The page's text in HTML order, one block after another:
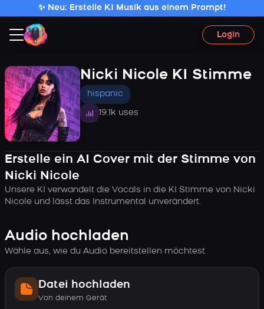
✨ Neu: Erstelle KI Musik aus einem Prompt!
Login
Nicki Nicole KI Stimme
hispanic
19.1k uses
Erstelle ein AI Cover mit der Stimme von
Nicki Nicole
Unsere KI verwandelt die Vocals in die KI Stimme von Nicki
Nicole und lässt das Instrumental unverändert.
Audio hochladen
Wähle aus, wie du Audio bereitstellen möchtest
Datei hochladen
Von deinem Gerät